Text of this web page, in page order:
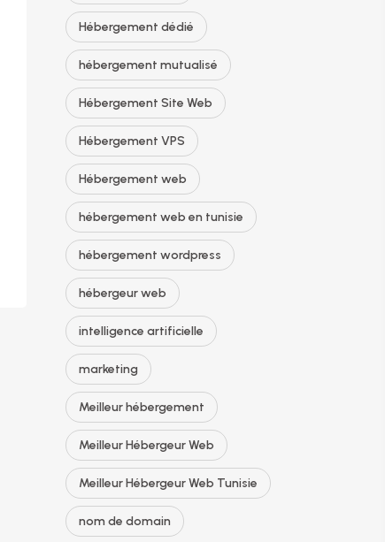
Hébergement dédié
hébergement mutualisé
Hébergement Site Web
Hébergement VPS
Hébergement web
hébergement web en tunisie
hébergement wordpress
hébergeur web
intelligence artificielle
marketing
Meilleur hébergement
Meilleur Hébergeur Web
Meilleur Hébergeur Web Tunisie
nom de domain